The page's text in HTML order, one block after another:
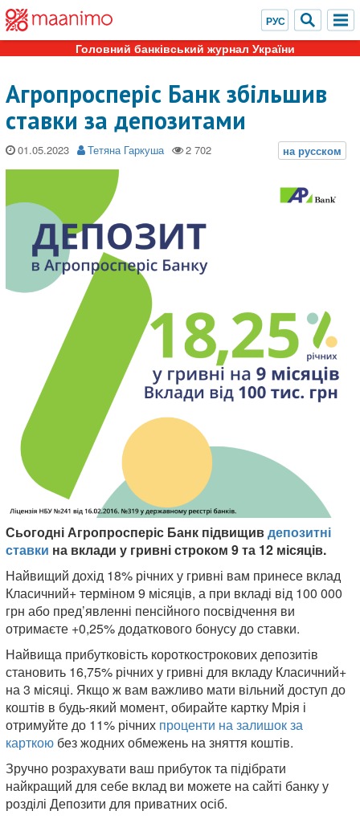
Головний банківський журнал України
Агропросперіс Банк збільшив
ставки за депозитами
01.05.2023 Тетяна Гаркуша
Сьогодні Агропросперіс Банк підвищивдепозитні
ставки на вклади у гривні строком 9 та 12 місяців.
Найвищий дохід 18% річних у гривні вам принесе вклад
Класичний+ терміном 9 місяців, а при вкладі від 100 000
грн або пред’явленні пенсійного посвідчення ви
отримаєте +0,25% додаткового бонусу до ставки.
Найвища прибутковість короткострокових депозитів
становить 16,75% річних у гривні для вкладу Класичний+
на 3 місяці. Якщо ж вам важливо мати вільний доступ до
коштів в будь-який момент, обирайте картку Мрія і
отримуйте до 11% річних проценти на залишок за
карткою без жодних обмежень на зняття коштів.
Зручно розрахувати ваш прибуток та підібрати
найкращий для себе вклад ви можете на сайті банку у
розділі Депозити для приватних осіб.